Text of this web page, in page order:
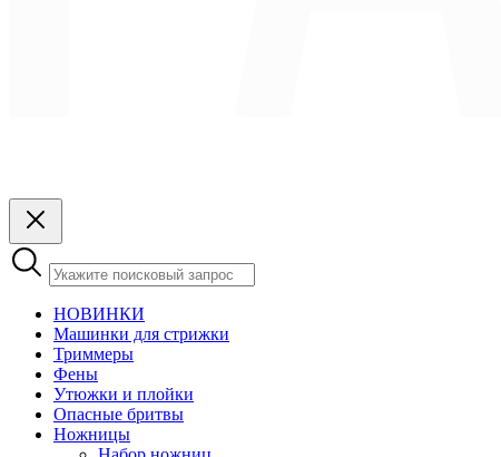
НОВИНКИ
Машинки для стрижки
Триммеры
Фены
Утюжки и плойки
Опасные бритвы
Ножницы